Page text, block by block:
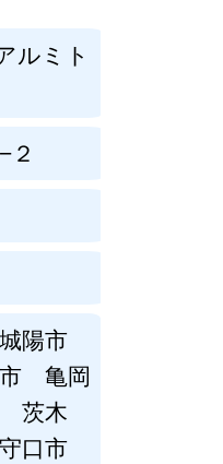
ルミト
２
陽市
亀岡
茨木
口市